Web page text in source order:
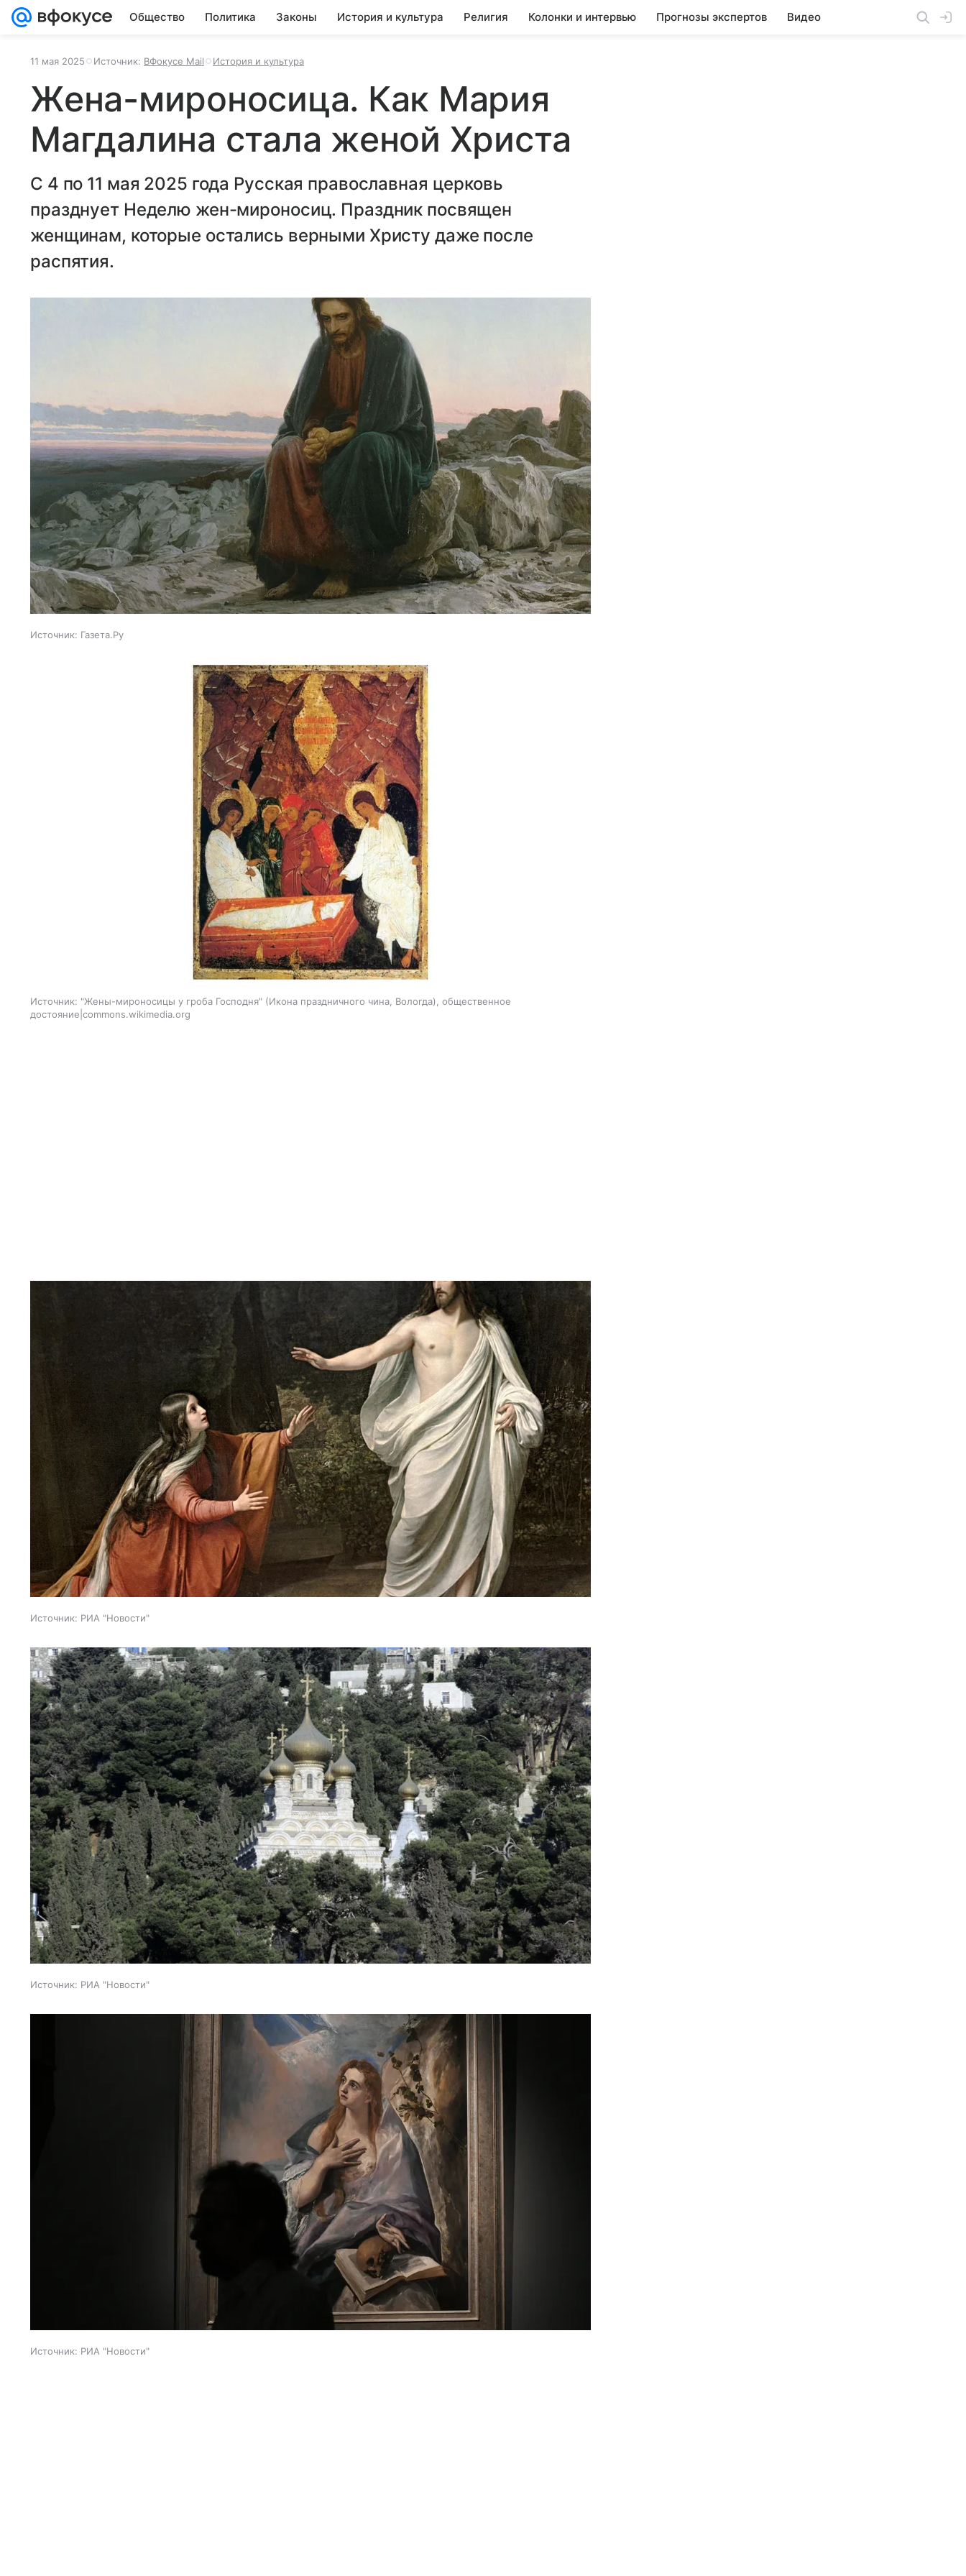
Общество Политика Законы История и культура Религия Колонки и интервью Прогнозы экспертов Видео
11 мая 2025 Источник: ВФокусе Mail История и культура
Жена-мироносица. Как Мария
Магдалина стала женой Христа
С 4 по 11 мая 2025 года Русская православная церковь
празднует Неделю жен-мироносиц. Праздник посвящен
женщинам, которые остались верными Христу даже после
распятия.
Источник: Газета.Ру
Источник: "Жены-мироносицы у гроба Господня" (Икона праздничного чина, Вологда), общественное
достояние|commons.wikimedia.org
Источник: РИА "Новости"
Источник: РИА "Новости"
Источник: РИА "Новости"